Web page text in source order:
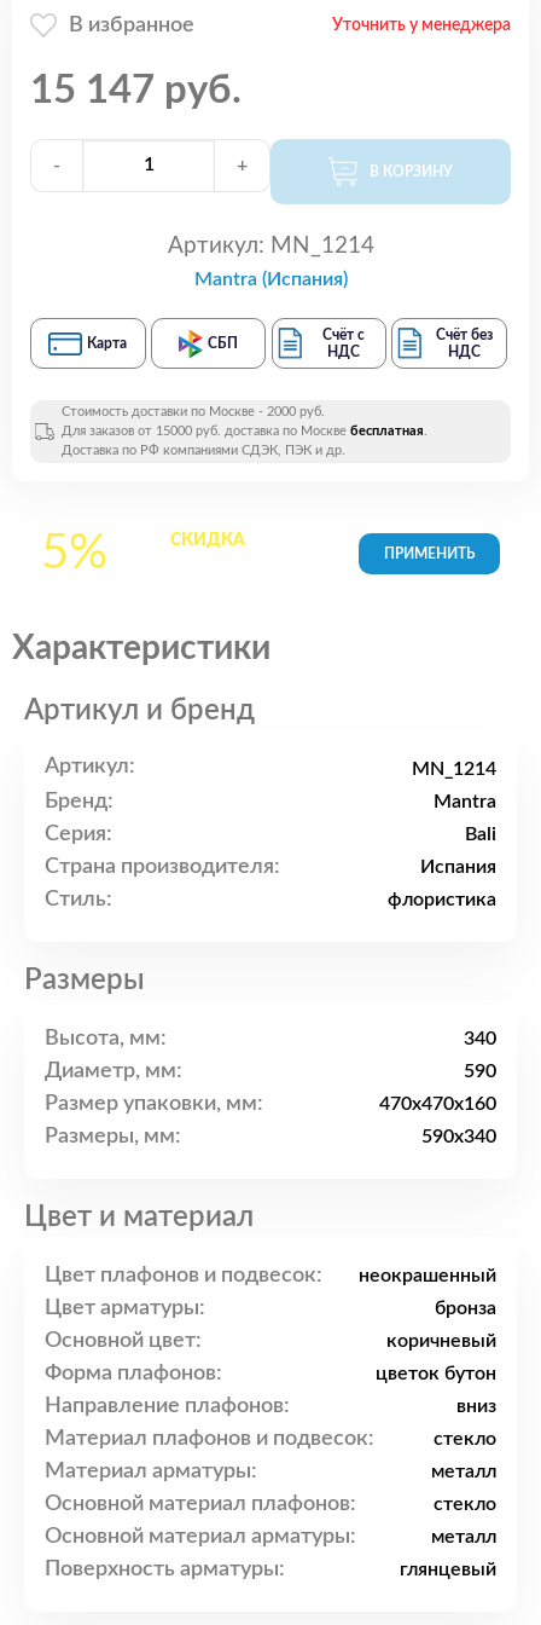
В избранное Уточнить у менеджера
15 147 руб.
- + В КОРЗИНУ
Артикул: MN_1214
Mantra (Испания)
Карта СБП
Счёт с
НДС
Счёт без
НДС
Стоимость доставки по Москве - 2000 руб.
Для заказов от 15000 руб. доставка по Москве бесплатная.
Доставка по РФ компаниями СДЭК, ПЭК и др.
5% СКИДКАна все
Характеристики
Артикул и бренд
Артикул: MN_1214
Бренд: Mantra
Серия: Bali
Страна производителя: Испания
Стиль: флористика
Размеры
Высота, мм: 340
Диаметр, мм: 590
Размер упаковки, мм: 470x470x160
Размеры, мм: 590x340
Цвет и материал
Цвет плафонов и подвесок: неокрашенный
Цвет арматуры: бронза
Основной цвет: коричневый
Форма плафонов: цветок бутон
Направление плафонов: вниз
Материал плафонов и подвесок: стекло
Материал арматуры: металл
Основной материал плафонов: стекло
Основной материал арматуры: металл
Поверхность арматуры: глянцевый